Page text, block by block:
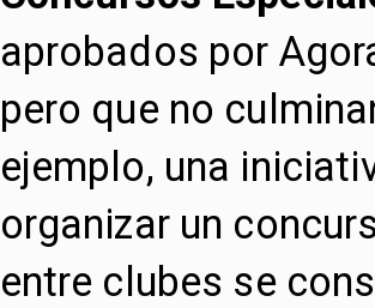
aprobados por
pero que no
ejemplo, una
organizar un
entre clubes se